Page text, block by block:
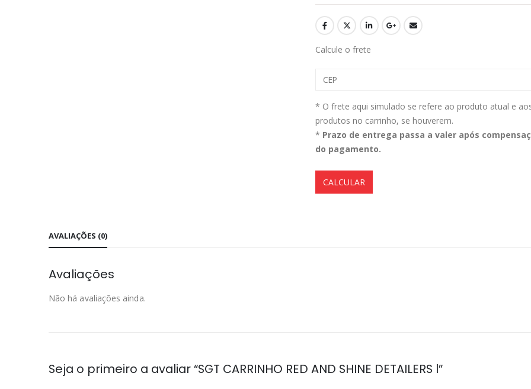
Calcule o frete
* O frete aqui simulado se refere ao produto atual e
produtos no carrinho, se houverem.
* Prazo de entrega passa a valer após
do pagamento.
CALCULAR
AVALIAÇÕES (0)
Avaliações
Não há avaliações ainda.
Seja o primeiro a avaliar “SGT CARRINHO RED AND SHINE DETAILERS l”
Selador Cerâmico Sonax Xtreme Ceramic Spray + Seal (750ml)
0out of 5
R$234,99
0out of 5
R$259,90 0out of 5
R$ 259,90